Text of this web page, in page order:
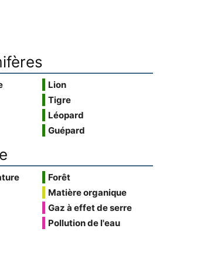
Lion
Tigre
Léopard
Guépard
Forêt
Matière organique
Gaz à effet de serre
Pollution de l'eau